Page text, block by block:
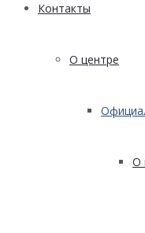
Контакты
О центре
О